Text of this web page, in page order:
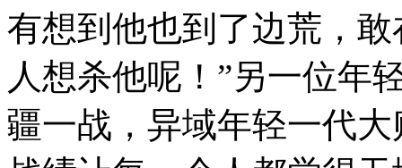
有想到他也到了边荒，
人想杀他呢！”另一位年
疆一战，异域年轻一代